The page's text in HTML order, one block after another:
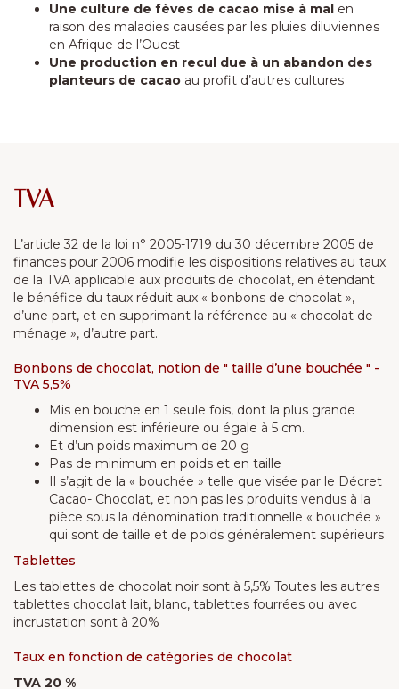
Une culture de fèves de cacao mise à mal en
raison des maladies causées par les pluies diluviennes
en Afrique de l’Ouest
Une production en recul due à un abandon des
planteurs de cacao au profit d’autres cultures
TVA
L’article 32 de la loi n° 2005-1719 du 30 décembre 2005 de
finances pour 2006 modifie les dispositions relatives au taux
de la TVA applicable aux produits de chocolat, en étendant
le bénéfice du taux réduit aux « bonbons de chocolat »,
d’une part, et en supprimant la référence au « chocolat de
ménage », d’autre part.
Bonbons de chocolat, notion de " taille d’une bouchée " -
TVA 5,5%
Mis en bouche en 1 seule fois, dont la plus grande
dimension est inférieure ou égale à 5 cm.
Et d’un poids maximum de 20 g
Pas de minimum en poids et en taille
Il s’agit de la « bouchée » telle que visée par le Décret
Cacao- Chocolat, et non pas les produits vendus à la
pièce sous la dénomination traditionnelle « bouchée »
qui sont de taille et de poids généralement supérieurs
Tablettes
Les tablettes de chocolat noir sont à 5,5% Toutes les autres
tablettes chocolat lait, blanc, tablettes fourrées ou avec
incrustation sont à 20%
Taux en fonction de catégories de chocolat
TVA 20 %